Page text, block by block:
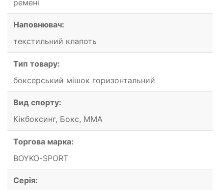
ремені
Наповнювач:
текстильний клапоть
Тип товару:
боксерський мішок горизонтальний
Вид спорту:
Кікбоксинг, Бокс, ММА
Торгова марка:
BOYKO-SPORT
Серія: